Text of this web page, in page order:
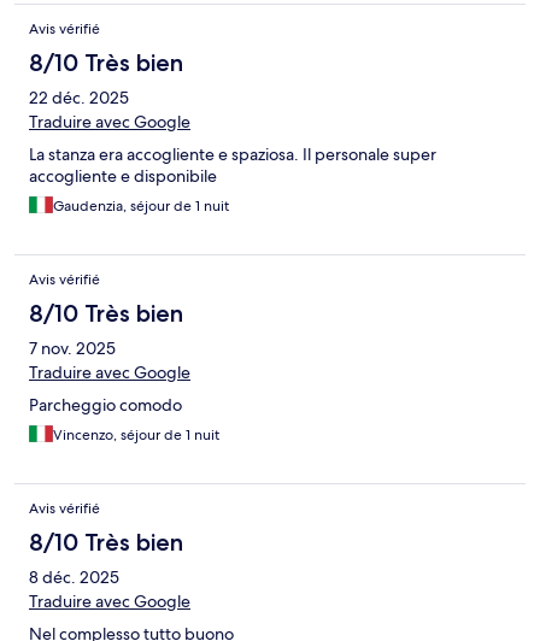
Avis vérifié
8/10 Très bien
22 déc. 2025
Traduire avec Google
La stanza era accogliente e spaziosa. Il personale super
accogliente e disponibile
Gaudenzia, séjour de 1 nuit
Avis vérifié
8/10 Très bien
7 nov. 2025
Traduire avec Google
Parcheggio comodo
Vincenzo, séjour de 1 nuit
Avis vérifié
8/10 Très bien
8 déc. 2025
Traduire avec Google
Nel complesso tutto buono